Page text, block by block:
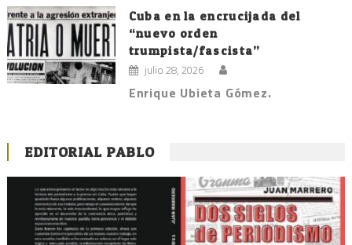
Cuba en la encrucijada del
“nuevo orden
trumpista/fascista”
julio 28, 2026
Enrique Ubieta Gómez.
EDITORIAL PABLO